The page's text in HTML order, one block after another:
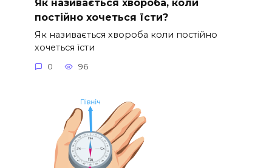
Як називається хвороба, коли
постійно хочеться їсти?
Як називається хвороба коли постійно
хочеться їсти
0 96